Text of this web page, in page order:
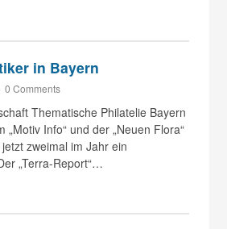
in Bayern
0 Comments
Thematische Philatelie Bayern
„Motiv Info“ und der „Neuen Flora“
zweimal im Jahr ein
„Terra-Report“…